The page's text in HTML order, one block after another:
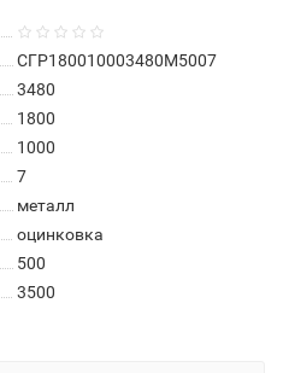
СГР180010003480M5007
3480
1800
1000
7
металл
оцинковка
500
3500